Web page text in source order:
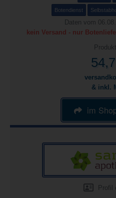
Botendienst
Daten vom
kein Versand - nur
& inkl.
im
Profil